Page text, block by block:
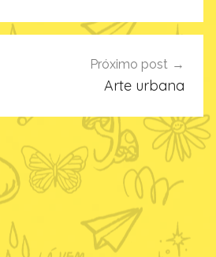
Próximo post
Arte urbana